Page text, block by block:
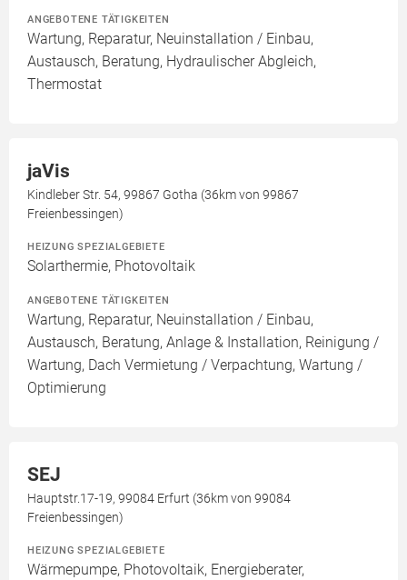
ANGEBOTENE TÄTIGKEITEN
Wartung, Reparatur, Neuinstallation / Einbau,
Austausch, Beratung, Hydraulischer Abgleich,
Thermostat
jaVis
Kindleber Str. 54, 99867 Gotha (36km von 99867
Freienbessingen)
HEIZUNG SPEZIALGEBIETE
Solarthermie, Photovoltaik
ANGEBOTENE TÄTIGKEITEN
Wartung, Reparatur, Neuinstallation / Einbau,
Austausch, Beratung, Anlage & Installation, Reinigung /
Wartung, Dach Vermietung / Verpachtung, Wartung /
Optimierung
SEJ
Hauptstr.17-19, 99084 Erfurt (36km von 99084
Freienbessingen)
HEIZUNG SPEZIALGEBIETE
Wärmepumpe, Photovoltaik, Energieberater,